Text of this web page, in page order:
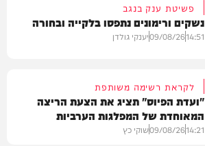
פשיטת ענק בנגב
נשקים ורימונים נתפסו בלקייה ובחורה
14:51
09/08/26יענקי גולדן
לקראת רשימה משותפת
"ועדת הפיוס" תציג את הצעת הריצה
המאוחדת של המפלגות הערביות
14:21
09/08/26שוקי כץ